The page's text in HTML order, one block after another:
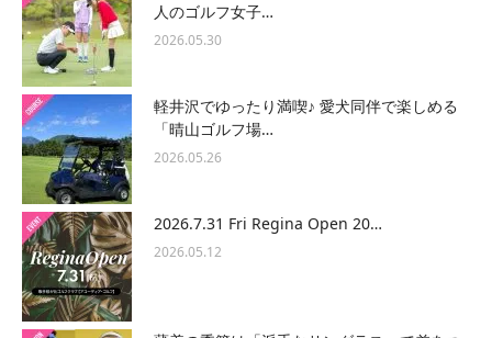
人のゴルフ女子…
2026.05.30
軽井沢でゆったり満喫♪ 愛犬同伴で楽しめる
「晴山ゴルフ場…
2026.05.26
2026.7.31 Fri Regina Open 20…
2026.05.12